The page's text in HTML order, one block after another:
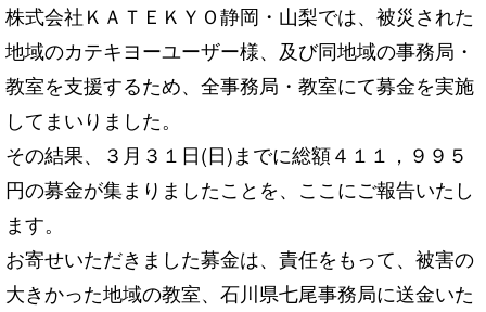
株式会社ＫＡＴＥＫＹＯ静岡・山梨では、被災された
地域のカテキヨーユーザー様、及び同地域の事務局・
教室を支援するため、全事務局・教室にて募金を実施
してまいりました。
その結果、３月３１日(日)までに総額４１１，９９５
円の募金が集まりましたことを、ここにご報告いたし
ます。
お寄せいただきました募金は、責任をもって、被害の
大きかった地域の教室、石川県七尾事務局に送金いた